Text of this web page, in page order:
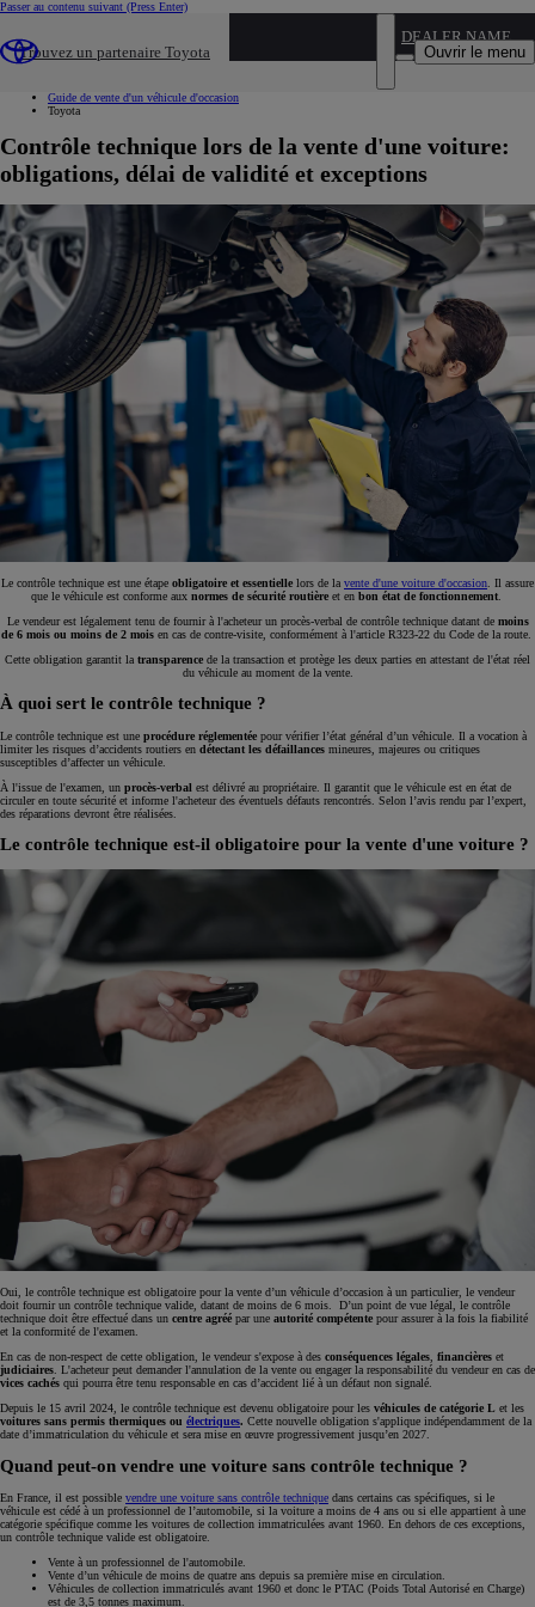
Passer au contenu suivant (Press Enter)
Trouvez un partenaire Toyota
DEALER NAME
Ouvrir le menu
Guide de vente d'un véhicule d'occasion
Toyota
Contrôle technique lors de la vente d'une voiture:
obligations, délai de validité et exceptions
Le contrôle technique est une étape obligatoire et essentielle lors de la vente d'une voiture d'occasion . Il assure
que le véhicule est conforme aux normes de sécurité routièreet en bon état de fonctionnement.
Le vendeur est légalement tenu de fournir à l'acheteur un procès-verbal de contrôle technique datant de moins
de 6 mois ou moins de 2 moisen cas de contre-visite, conformément à l'article R323-22 du Code de la route.
Cette obligation garantit la transparence de la transaction et protège les deux parties en attestant de l'état réel
du véhicule au moment de la vente.
À quoi sert le contrôle technique ?
Le contrôle technique est une procédure réglementée pour vérifier l’état général d’un véhicule. Il a vocation à
limiter les risques d’accidents routiers en détectant les défaillances mineures, majeures ou critiques
susceptibles d’affecter un véhicule.
À l'issue de l'examen, un procès-verbal est délivré au propriétaire. Il garantit que le véhicule est en état de
circuler en toute sécurité et informe l'acheteur des éventuels défauts rencontrés. Selon l’avis rendu par l’expert,
des réparations devront être réalisées.
Le contrôle technique est-il obligatoire pour la vente d'une voiture ?
Oui, le contrôle technique est obligatoire pour la vente d’un véhicule d’occasion à un particulier, le vendeur
doit fournir un contrôle technique valide, datant de moins de 6 mois. D’un point de vue légal, le contrôle
technique doit être effectué dans un centre agréé par une autorité compétente pour assurer à la fois la fiabilité
et la conformité de l'examen.
En cas de non-respect de cette obligation, le vendeur s'expose à des conséquences légales, financières et
judiciaires. L'acheteur peut demander l'annulation de la vente ou engager la responsabilité du vendeur en cas de
vices cachés qui pourra être tenu responsable en cas d’accident lié à un défaut non signalé.
Depuis le 15 avril 2024, le contrôle technique est devenu obligatoire pour les véhicules de catégorie L et les
voitures sans permis thermiques ou électriques. Cette nouvelle obligation s'applique indépendamment de la
date d’immatriculation du véhicule et sera mise en œuvre progressivement jusqu’en 2027.
Quand peut-on vendre une voiture sans contrôle technique ?
En France, il est possible vendre une voiture sans contrôle technique dans certains cas spécifiques, si le
véhicule est cédé à un professionnel de l’automobile, si la voiture a moins de 4 ans ou si elle appartient à une
catégorie spécifique comme les voitures de collection immatriculées avant 1960. En dehors de ces exceptions,
un contrôle technique valide est obligatoire.
Vente à un professionnel de l'automobile.
Vente d’un véhicule de moins de quatre ans depuis sa première mise en circulation.
Véhicules de collection immatriculés avant 1960 et donc le PTAC (Poids Total Autorisé en Charge)
est de 3,5 tonnes maximum.